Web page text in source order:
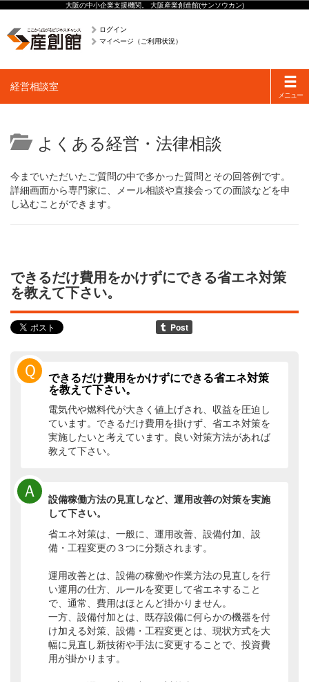
大阪の中小企業支援機関。 大阪産業創造館(サンソウカン)
ログイン
マイページ（ご利用状況）
Toggle
メニュー
経営相談室
よくある経営・法律相談
今までいただいたご質問の中で多かった質問とその回答例です。
詳細画面から専門家に、メール相談や直接会っての面談などを申
し込むことができます。
できるだけ費用をかけずにできる省エネ対策
を教えて下さい。
Ｑ
できるだけ費用をかけずにできる省エネ対策
を教えて下さい。
電気代や燃料代が大きく値上げされ、収益を圧迫し
ています。できるだけ費用を掛けず、省エネ対策を
実施したいと考えています。良い対策方法があれば
教えて下さい。
Ａ
設備稼働方法の見直しなど、運用改善の対策を実施
して下さい。
省エネ対策は、一般に、運用改善、設備付加、設
備・工程変更の３つに分類されます。
運用改善とは、設備の稼働や作業方法の見直しを行
い運用の仕方、ルールを変更して省エネすること
で、通常、費用はほとんど掛かりません。
一方、設備付加とは、既存設備に何らかの機器を付
け加える対策、設備・工程変更とは、現状方式を大
幅に見直し新技術や手法に変更することで、投資費
用が掛かります。